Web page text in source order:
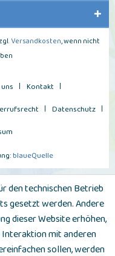
Versandkosten, wenn nicht
Kontakt
Datenschutz
blaueQuelle
den technischen Betrieb
gesetzt werden. Andere
dieser Website erhöhen,
mit anderen
sollen, werden